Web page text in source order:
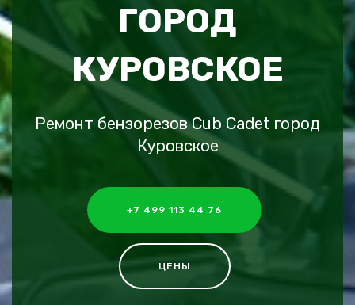
ГОРОД
КУРОВСКОЕ
Ремонт бензорезов Cub Cadet город
Куровское
+7 499 113 44 76
ЦЕНЫ